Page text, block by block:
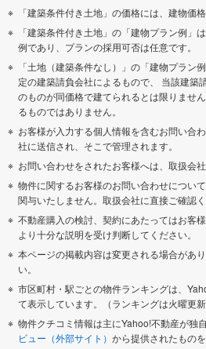
「建築条件付き土地」の価格には、建物価
「建築条件付き土地」の「建物プラン例」
例であり、プランの採用可否は任意です。
「土地（建築条件なし）」の「建物プラン
定の建築請負会社によるもので、 当該建築
のものが同価格で建てられるとは限りませ
るものではありません。
お客様が入力する個人情報を含むお問い合
社に送信され、そこで管理されます。
お問い合わせをされたお客様へは、取扱会社
物件に関するお客様のお問い合わせについ
関与いたしません。取扱会社に直接ご確認く
不動産購入の検討、契約にあたってはお客
より十分な説明を受け判断してください。
本ページの掲載内容は変更される場合があ
い。
市区町村・駅ごとの物件ランキングは、
て表示しています。（ランキングは火曜更新
物件クチコミ情報は主にYahoo!不動産が独
ビュー（外部サイト） から提供されたものを